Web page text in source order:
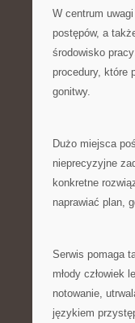
W centrum
postępów, a
środowisko
procedury, które
gonitwy.
Dużo miejsca
nieprecyzyjne
konkretne
naprawiać plan,
Serwis pomaga
młody człowiek
notowanie,
językiem